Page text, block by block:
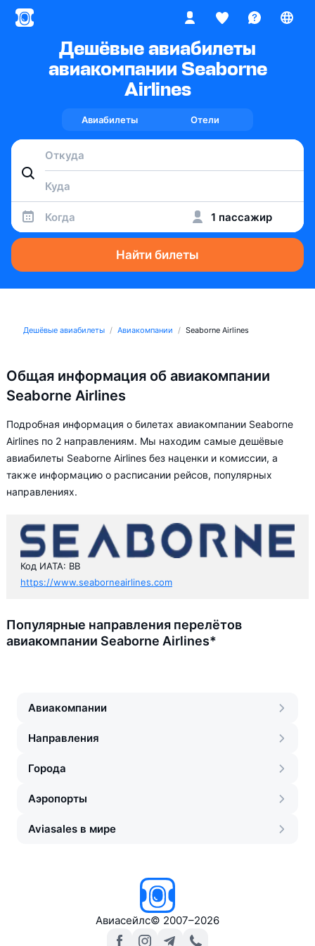
Дешёвые авиабилеты
авиакомпании Seaborne
Airlines
Авиабилеты Отели
Когда 1 пассажир
Найти билеты
Дешёвые авиабилеты Авиакомпании Seaborne Airlines
Общая информация об авиакомпании
Seaborne Airlines
Подробная информация о билетах авиакомпании Seaborne
Airlines по 2 направлениям. Мы находим самые дешёвые
авиабилеты Seaborne Airlines без наценки и комиссии, а
также информацию о расписании рейсов, популярных
направлениях.
Код ИАТА: BB
https://www.seaborneairlines.com
Популярные направления перелётов
авиакомпании Seaborne Airlines*
Авиакомпании
Направления
Города
Аэропорты
Aviasales в мире
Авиасейлс© 2007–2026